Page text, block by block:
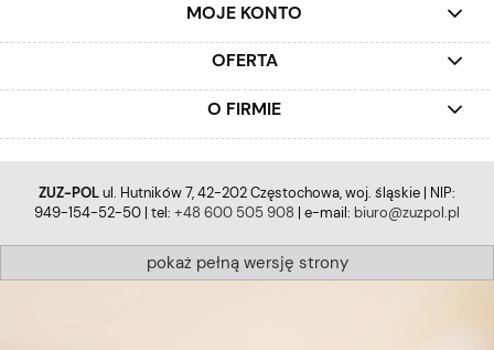
MOJE KONTO
OFERTA
O FIRMIE
ZUZ-POLul. Hutników 7, 42-202 Częstochowa, woj. śląskie | NIP:
949-154-52-50 | tel: +48 600 505 908 | e-mail: biuro@zuzpol.pl
pokaż pełną wersję strony